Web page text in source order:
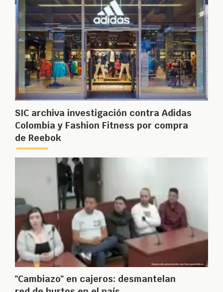
SIC archiva investigación contra Adidas
Colombia y Fashion Fitness por compra
de Reebok
"Cambiazo" en cajeros: desmantelan